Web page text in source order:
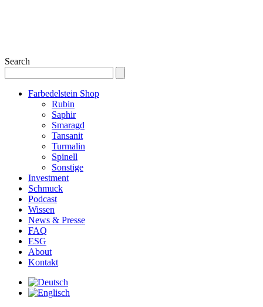
Search
Farbedelstein Shop
Rubin
Saphir
Smaragd
Tansanit
Turmalin
Spinell
Sonstige
Investment
Schmuck
Podcast
Wissen
News & Presse
FAQ
ESG
About
Kontakt